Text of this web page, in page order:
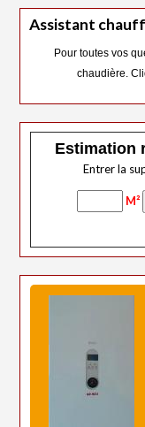
Assistant
Pour toutes vos
chaudière.
Estimation
Entrer la
M²